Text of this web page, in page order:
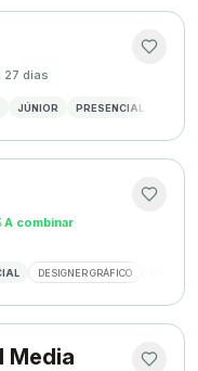
27 dias
JÚNIOR PRESENCIAL
A combinar·
DESIGNER GRÁFICO
Media